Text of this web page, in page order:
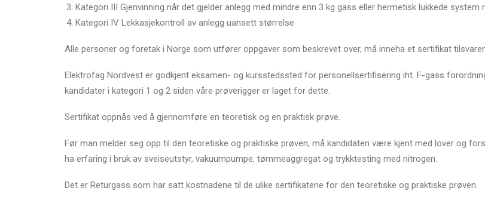
Kategori III Gjenvinning når det gjelder anlegg med mindre enn 3 kg gass eller hermetisk lukkede system
Kategori IV Lekkasjekontroll av anlegg uansett størrelse
Alle personer og foretak i Norge som utfører oppgaver som beskrevet over, må inneha et sertifikat
Elektrofag Nordvest er godkjent eksamen- og kursstedssted for personellsertifisering iht. F-gass
kandidater i kategori 1 og 2 siden våre prøverigger er laget for dette.
Sertifikat oppnås ved å gjennomføre en teoretisk og en praktisk prøve.
Før man melder seg opp til den teoretiske og praktiske prøven, må kandidaten være kjent med lover og
ha erfaring i bruk av sveiseutstyr, vakuumpumpe, tømmeaggregat og trykktesting med nitrogen.
Det er Returgass som har satt kostnadene til de ulike sertifikatene for den teoretiske og praktiske prøven.